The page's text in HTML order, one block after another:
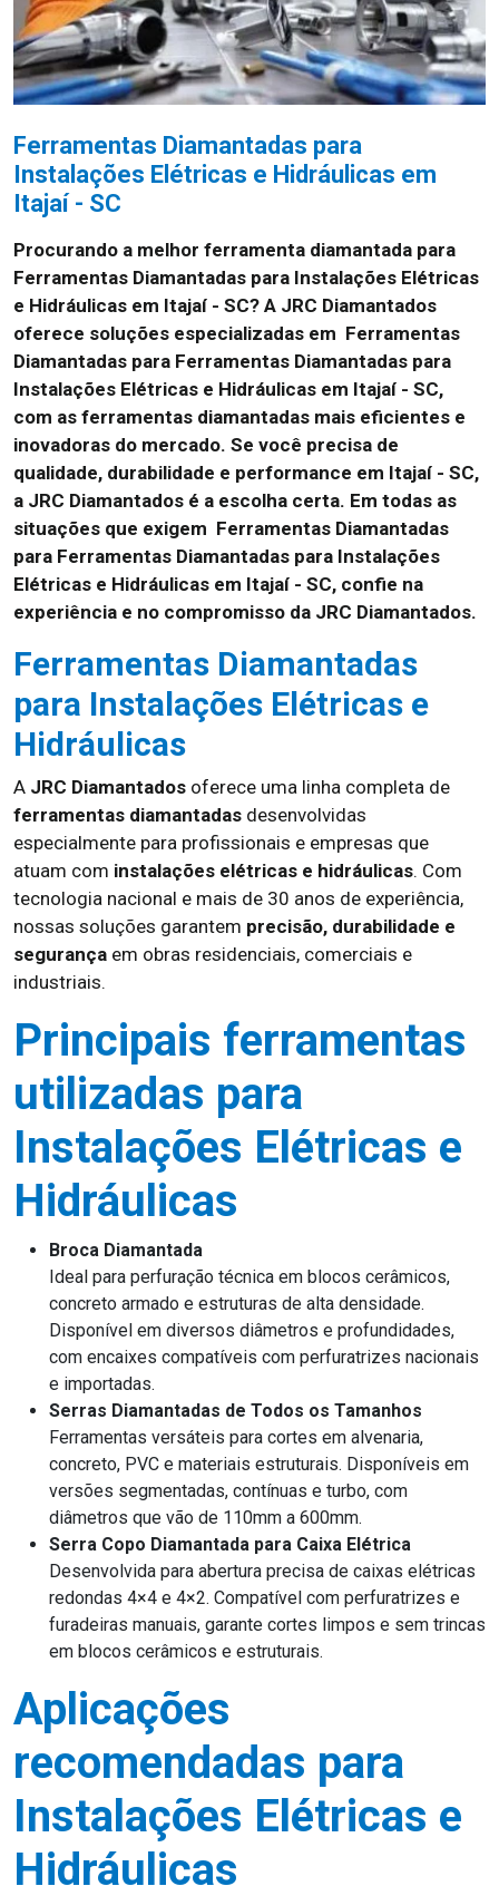
Ferramentas Diamantadas para
Instalações Elétricas e Hidráulicas em
Itajaí - SC
Procurando a melhor ferramenta diamantada para
Ferramentas Diamantadas para Instalações Elétricas
e Hidráulicas em Itajaí - SC? A JRC Diamantados
oferece soluções especializadas em Ferramentas
Diamantadas para Ferramentas Diamantadas para
Instalações Elétricas e Hidráulicas em Itajaí - SC,
com as ferramentas diamantadas mais eficientes e
inovadoras do mercado. Se você precisa de
qualidade, durabilidade e performance em Itajaí - SC,
a JRC Diamantados é a escolha certa. Em todas as
situações que exigem Ferramentas Diamantadas
para Ferramentas Diamantadas para Instalações
Elétricas e Hidráulicas em Itajaí - SC, confie na
experiência e no compromisso da JRC Diamantados.
Ferramentas Diamantadas
para Instalações Elétricas e
Hidráulicas
A JRC Diamantados oferece uma linha completa de
ferramentas diamantadas desenvolvidas
especialmente para profissionais e empresas que
atuam com instalações elétricas e hidráulicas. Com
tecnologia nacional e mais de 30 anos de experiência,
nossas soluções garantem precisão, durabilidade e
segurança em obras residenciais, comerciais e
industriais.
Principais ferramentas
utilizadas para
Instalações Elétricas e
Hidráulicas
Broca Diamantada
Ideal para perfuração técnica em blocos cerâmicos,
concreto armado e estruturas de alta densidade.
Disponível em diversos diâmetros e profundidades,
com encaixes compatíveis com perfuratrizes nacionais
e importadas.
Serras Diamantadas de Todos os Tamanhos
Ferramentas versáteis para cortes em alvenaria,
concreto, PVC e materiais estruturais. Disponíveis em
versões segmentadas, contínuas e turbo, com
diâmetros que vão de 110mm a 600mm.
Serra Copo Diamantada para Caixa Elétrica
Desenvolvida para abertura precisa de caixas elétricas
redondas 4×4 e 4×2. Compatível com perfuratrizes e
furadeiras manuais, garante cortes limpos e sem trincas
em blocos cerâmicos e estruturais.
Aplicações
recomendadas para
Instalações Elétricas e
Hidráulicas